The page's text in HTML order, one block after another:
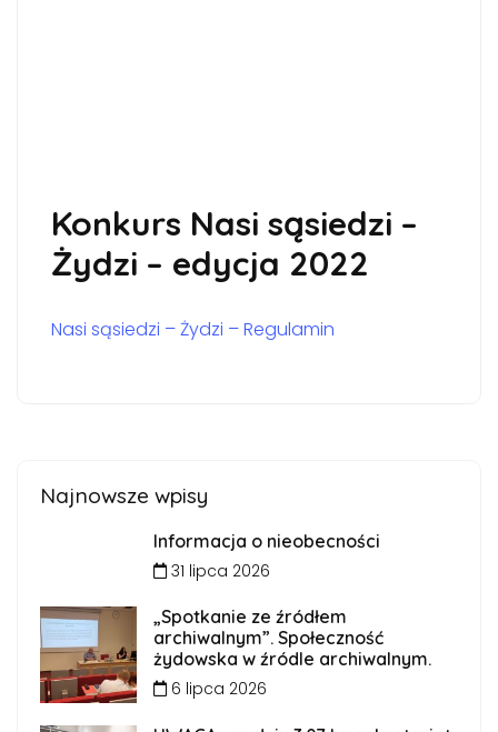
Konkurs Nasi sąsiedzi –
Żydzi – edycja 2022
Nasi sąsiedzi – Żydzi – Regulamin
Najnowsze wpisy
Informacja o nieobecności
31 lipca 2026
„Spotkanie ze źródłem
archiwalnym”. Społeczność
żydowska w źródle archiwalnym.
6 lipca 2026